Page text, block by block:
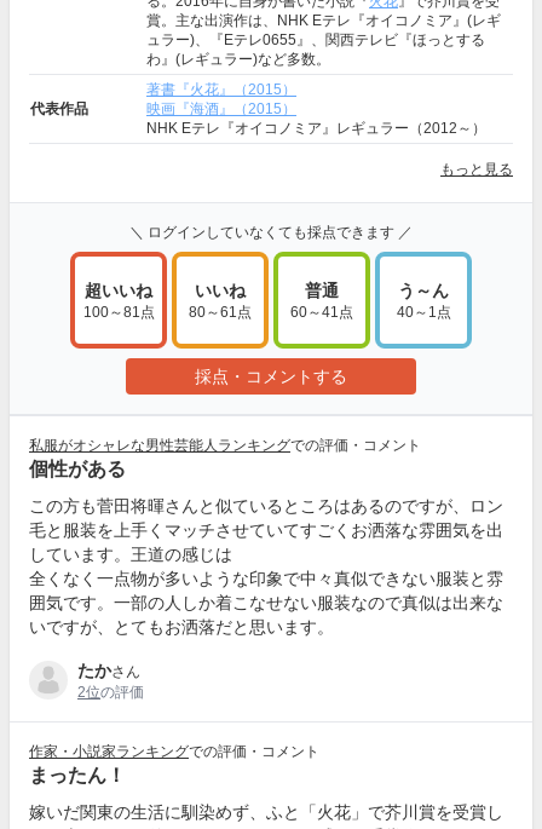
賞。主な出演作は、NHK Eテレ『オイコノミア』(レギ
ュラー)、『Eテレ0655』、関西テレビ『ほっとする
わ』(レギュラー)など多数。
代表作品
著書『火花』（2015）
映画『海酒』（2015）
NHK Eテレ『オイコノミア』レギュラー（2012～）
もっと見る
＼ ログインしていなくても採点できます ／
超いいね
100～81点
いいね
80～61点
普通
60～41点
う～ん
40～1点
採点・コメントする
私服がオシャレな男性芸能人ランキングでの評価・コメント
個性がある
この方も菅田将暉さんと似ているところはあるのですが、ロン
毛と服装を上手くマッチさせていてすごくお洒落な雰囲気を出
しています。王道の感じは
全くなく一点物が多いような印象で中々真似できない服装と雰
囲気です。一部の人しか着こなせない服装なので真似は出来な
いですが、とてもお洒落だと思います。
たかさん
2位の評価
作家・小説家ランキングでの評価・コメント
まったん！
嫁いだ関東の生活に馴染めず、ふと「火花」で芥川賞を受賞し